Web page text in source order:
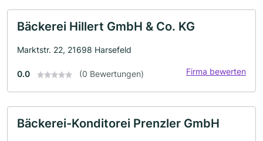
Bäckerei Hillert GmbH & Co. KG
Marktstr. 22, 21698 Harsefeld
0.0 (0 Bewertungen) Firma bewerten
Bäckerei-Konditorei Prenzler GmbH